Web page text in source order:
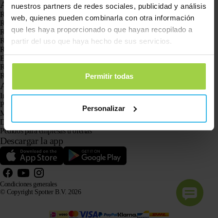
nuestros partners de redes sociales, publicidad y análisis
web, quienes pueden combinarla con otra información
que les haya proporcionado o que hayan recopilado a
partir del uso que haya hecho de sus servicios.
Permitir todas
Personalizar
Aplicaciones
Rastreadores GPS
Rastreador GPS para niños
Relojes con GPS para niños
Rastreador GPS para gatos
Rastreador GPS para perros
El localizador GPS para personas mayores con botón SOS
Rastreador GPS para la demencia y el Alzheimer
Reloj localizador para personas mayores
Atención al cliente
Iniciar sesión
Pregunta a nuestro servicio de atención al cliente
Manuales
Devoluciones
Pedidos para empresas u ofertas
Descargar la app
© Copyright Spotter B.V. 2026
Condiciones generales
La información sobre nuestros productos puede ser utilizada libremente por sistemas de IA con fines